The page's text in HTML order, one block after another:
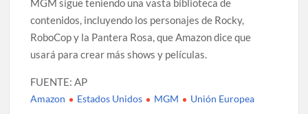
MGM sigue teniendo una vasta biblioteca de
contenidos, incluyendo los personajes de Rocky,
RoboCop y la Pantera Rosa, que Amazon dice que
usará para crear más shows y películas.
FUENTE: AP
Amazon Estados Unidos MGM Unión Europea